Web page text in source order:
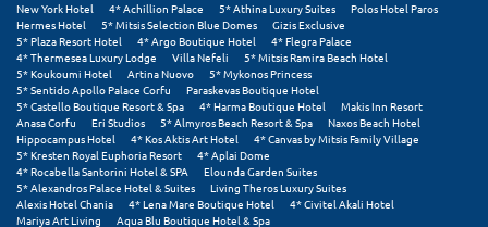
Καλαμπάκα
Κάλυμνος
Καμένα Βούρλα
Καρδάμαινα
Καρδαμύλη
New York Hotel
4* Achillion Palace 5* Athina Luxury Suites
Polos Hotel Paros
Hermes Hotel
5* Mitsis Selection Blue Domes
Gizis Exclusive
5* Plaza Resort Hotel
4* Argo Boutique Hotel
4* Flegra Palace
4* Thermesea Luxury Lodge
Villa Nefeli
5* Mitsis Ramira Beach Hotel
5* Koukoumi Hotel
Artina Nuovo
5* Mykonos Princess
5* Sentido Apollo Palace Corfu
Paraskevas Boutique Hotel
5* Castello Boutique Resort & Spa
4* Harma Boutique Hotel
Makis Inn Resort
Anasa Corfu
Eri Studios 5* Almyros Beach Resort & Spa
Naxos Beach Hotel
Hippocampus Hotel
4* Kos Aktis Art Hotel
4* Canvas by Mitsis Family Village
5* Kresten Royal Euphoria Resort
4* Aplai Dome
4* Rocabella Santorini Hotel & SPA
Elounda Garden Suites
5* Alexandros Palace Hotel & Suites
Living Theros Luxury Suites
Alexis Hotel Chania
4* Lena Mare Boutique Hotel
4* Civitel Akali Hotel
Mariya Art Living
Aqua Blu Boutique Hotel & Spa